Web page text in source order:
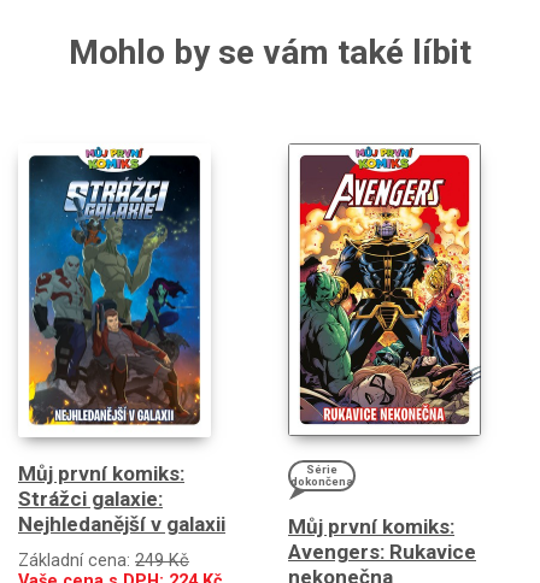
Mohlo by se vám také líbit
Můj první komiks:
Strážci galaxie:
Nejhledanější v galaxii
Základní cena: 249 Kč
Série
dokončena
Můj první komiks:
Avengers: Rukavice
nekonečna